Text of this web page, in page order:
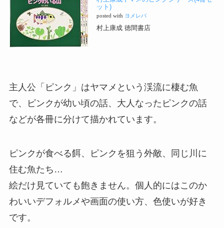
ット)
posted with ヨメレバ
村上康成 徳間書店
主人公「ピンク」はヤマメという渓流に棲む魚
で、ピンクが幼い頃の話、大人なったピンクの話
などが各冊に分けて描かれています。
ピンクが食べる餌、ピンクを狙う外敵、同じ川に
住む魚たち…
絵だけ見ていても飽きません。個人的にはこのか
わいいデフォルメや画面の使い方、色使いが好き
です。